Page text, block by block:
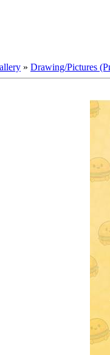
» Drawing/Pictures